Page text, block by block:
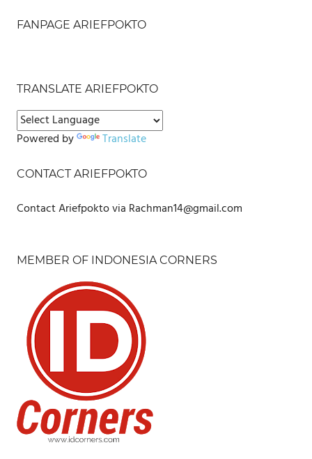
FANPAGE ARIEFPOKTO
TRANSLATE ARIEFPOKTO
Powered by Translate
CONTACT ARIEFPOKTO
Contact Ariefpokto via Rachman14@gmail.com
MEMBER OF INDONESIA CORNERS